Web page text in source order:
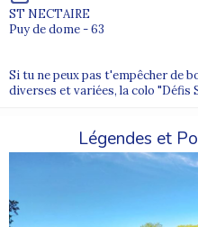
ST NECTAIRE
Puy de dome - 63
Si tu ne peux pas t'empêcher de
diverses et variées, la colo
Légendes et